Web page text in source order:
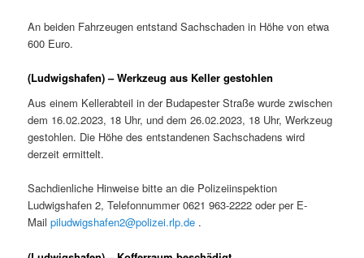
An beiden Fahrzeugen entstand Sachschaden in Höhe von etwa
600 Euro.
(Ludwigshafen) – Werkzeug aus Keller gestohlen
Aus einem Kellerabteil in der Budapester Straße wurde zwischen
dem 16.02.2023, 18 Uhr, und dem 26.02.2023, 18 Uhr, Werkzeug
gestohlen. Die Höhe des entstandenen Sachschadens wird
derzeit ermittelt.
Sachdienliche Hinweise bitte an die Polizeiinspektion
Ludwigshafen 2, Telefonnummer 0621 963-2222 oder per E-
Mailpiludwigshafen2@polizei.rlp.de .